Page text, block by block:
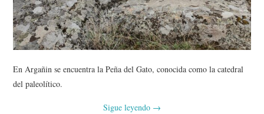
En Argañin se encuentra la Peña del Gato, conocida como la catedral
del paleolítico.
Sigue leyendo →